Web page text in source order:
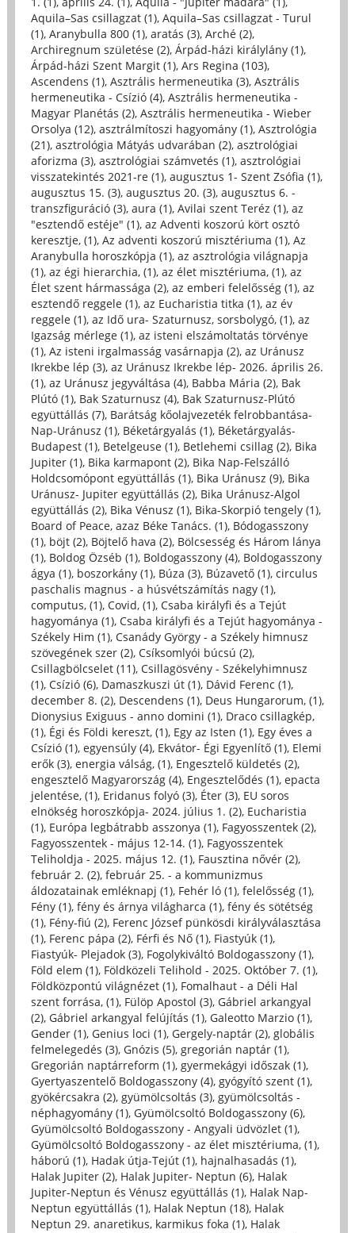
Aquila–Sas csillagzat (1), Aquila–Sas csillagzat - Turul
(1), Aranybulla 800 (1), aratás (3), Arché (2),
Archiregnum születése (2), Árpád-házi királylány (1),
Árpád-házi Szent Margit (1), Ars Regina (103),
Ascendens (1), Asztrális hermeneutika (3), Asztrális
hermeneutika - Csízió (4), Asztrális hermeneutika -
Magyar Planétás (2), Asztrális hermeneutika - Wieber
Orsolya (12), asztrálmítoszi hagyomány (1), Asztrológia
(21), asztrológia Mátyás udvarában (2), asztrológiai
aforizma (3), asztrológiai számvetés (1), asztrológiai
visszatekintés 2021-re (1), augusztus 1- Szent Zsófia (1),
augusztus 15. (3), augusztus 20. (3), augusztus 6. -
transzfiguráció (3), aura (1), Avilai szent Teréz (1), az
"esztendő estéje" (1), az Adventi koszorú kört osztó
keresztje, (1), Az adventi koszorú misztériuma (1), Az
Aranybulla horoszkópja (1), az asztrológia világnapja
(1), az égi hierarchia, (1), az élet misztériuma, (1), az
Élet szent hármassága (2), az emberi felelősség (1), az
esztendő reggele (1), az Eucharistia titka (1), az év
reggele (1), az Idő ura- Szaturnusz, sorsbolygó, (1), az
Igazság mérlege (1), az isteni elszámoltatás törvénye
(1), Az isteni irgalmasság vasárnapja (2), az Uránusz
Ikrekbe lép (3), az Uránusz Ikrekbe lép- 2026. április 26.
(1), az Uránusz jegyváltása (4), Babba Mária (2), Bak
Plútó (1), Bak Szaturnusz (4), Bak Szaturnusz-Plútó
együttállás (7), Barátság kőolajvezeték felrobbantása-
Nap-Uránusz (1), Béketárgyalás (1), Béketárgyalás-
Budapest (1), Betelgeuse (1), Betlehemi csillag (2), Bika
Jupiter (1), Bika karmapont (2), Bika Nap-Felszálló
Holdcsomópont együttállás (1), Bika Uránusz (9), Bika
Uránusz- Jupiter együttállás (2), Bika Uránusz-Algol
együttállás (2), Bika Vénusz (1), Bika-Skorpió tengely (1),
Board of Peace, azaz Béke Tanács. (1), Bódogasszony
(1), böjt (2), Böjtelő hava (2), Bölcsesség és Három lánya
(1), Boldog Özséb (1), Boldogasszony (4), Boldogasszony
ágya (1), boszorkány (1), Búza (3), Búzavető (1), circulus
paschalis magnus - a húsvétszámítás nagy (1),
computus, (1), Covid, (1), Csaba királyfi és a Tejút
hagyománya (1), Csaba királyfi és a Tejút hagyománya -
Székely Him (1), Csanády György - a Székely himnusz
szövegének szer (2), Csíksomlyói búcsú (2),
Csillagbölcselet (11), Csillagösvény - Székelyhimnusz
(1), Csízió (6), Damaszkuszi út (1), Dávid Ferenc (1),
december 8. (2), Descendens (1), Deus Hungarorum, (1),
Dionysius Exiguus - anno domini (1), Draco csillagkép,
(1), Égi és Földi kereszt, (1), Egy az Isten (1), Egy éves a
Csízió (1), egyensúly (4), Ekvátor- Égi Egyenlítő (1), Elemi
erők (3), energia válság, (1), Engesztelő küldetés (2),
engesztelő Magyarország (4), Engesztelődés (1), epacta
jelentése, (1), Eridanus folyó (3), Éter (3), EU soros
elnökség horoszkópja- 2024. július 1. (2), Eucharistia
(1), Európa legbátrabb asszonya (1), Fagyosszentek (2),
Fagyosszentek - május 12-14. (1), Fagyosszentek
Teliholdja - 2025. május 12. (1), Fausztina nővér (2),
február 2. (2), február 25. - a kommunizmus
áldozatainak emléknapj (1), Fehér ló (1), felelősség (1),
Fény (1), fény és árnya világharca (1), fény és sötétség
(1), Fény-fiú (2), Ferenc József pünkösdi királyválasztása
(1), Ferenc pápa (2), Férfi és Nő (1), Fiastyúk (1),
Fiastyúk- Plejadok (3), Fogolykiváltó Boldogasszony (1),
Föld elem (1), Földközeli Telihold - 2025. Október 7. (1),
Földközpontú világnézet (1), Fomalhaut - a Déli Hal
szent forrása, (1), Fülöp Apostol (3), Gábriel arkangyal
(2), Gábriel arkangyal felújítás (1), Galeotto Marzio (1),
Gender (1), Genius loci (1), Gergely-naptár (2), globális
felmelegedés (3), Gnózis (5), gregorián naptár (1),
Gregorián naptárreform (1), gyermekágyi időszak (1),
Gyertyaszentelő Boldogasszony (4), gyógyító szent (1),
gyökércsakra (2), gyümölcsoltás (3), gyümölcsoltás -
néphagyomány (1), Gyümölcsoltó Boldogasszony (6),
Gyümölcsoltó Boldogasszony - Angyali üdvözlet (1),
Gyümölcsoltó Boldogasszony - az élet misztériuma, (1),
háború (1), Hadak útja-Tejút (1), hajnalhasadás (1),
Halak Jupiter (2), Halak Jupiter- Neptun (6), Halak
Jupiter-Neptun és Vénusz együttállás (1), Halak Nap-
Neptun együttállás (1), Halak Neptun (18), Halak
Neptun 29. anaretikus, karmikus foka (1), Halak